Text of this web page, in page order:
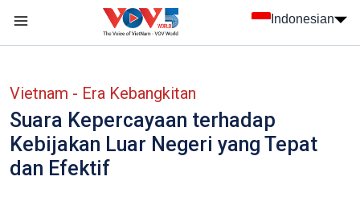
Indonesian
Vietnam - Era Kebangkitan
Suara Kepercayaan terhadap
Kebijakan Luar Negeri yang Tepat
dan Efektif